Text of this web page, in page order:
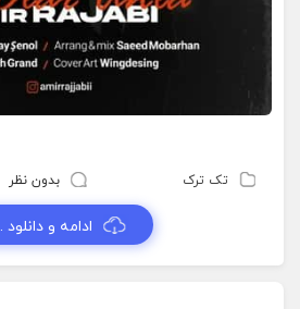
تک ترک بدون نظر
ادامه و دانلود